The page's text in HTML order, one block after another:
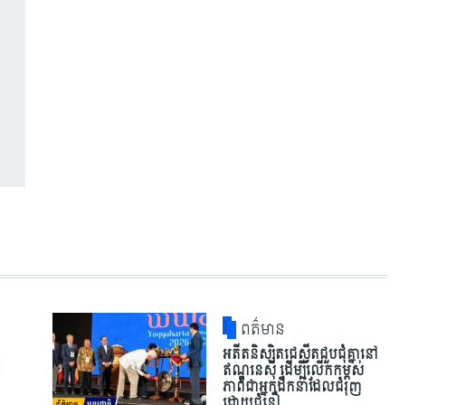
ពត៌មាន
អតីតនិស្សិតជេស្វីតជួបជុំគ្នានៅ
ឥណ្ឌូនេស៊ី ដើម្បីលើកកម្ពស់
ភាពជាអ្នកដឹកនាំដែលជំរុញ